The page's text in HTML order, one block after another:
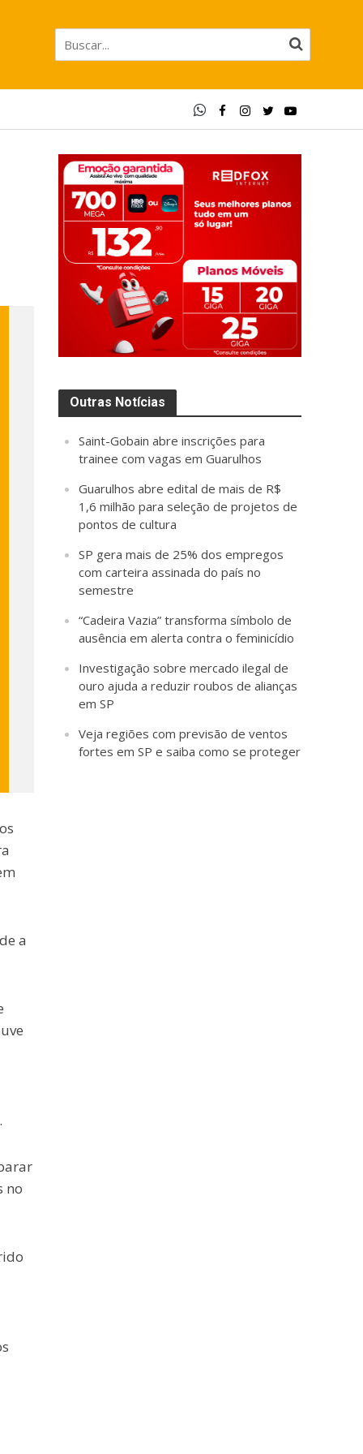
a
no
Outras Notícias
Saint-Gobain abre inscrições para
trainee com vagas em Guarulhos
Guarulhos abre edital de mais de R$
1,6 milhão para seleção de projetos de
pontos de cultura
SP gera mais de 25% dos empregos
com carteira assinada do país no
semestre
“Cadeira Vazia” transforma símbolo de
ausência em alerta contra o feminicídio
Investigação sobre mercado ilegal de
ouro ajuda a reduzir roubos de alianças
em SP
Veja regiões com previsão de ventos
fortes em SP e saiba como se proteger